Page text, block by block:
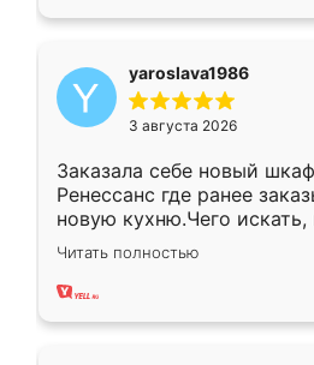
yaroslava1986
3 августа 2026
Заказала себе новый
Ренессанс где ранее
новую кухню.Чего искать,
вполне довольна. Служит
два года, нареканий нет.
Читать полностью